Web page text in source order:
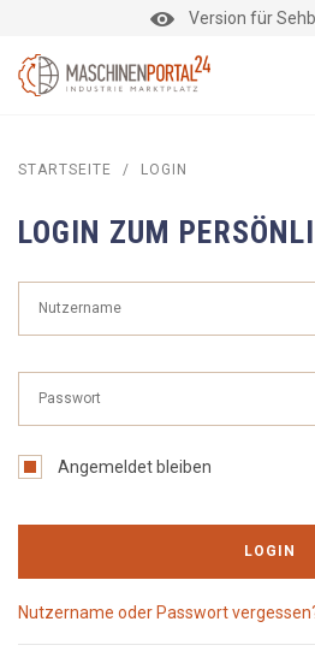
Version für
STARTSEITE / LOGIN
LOGIN ZUM
Angemeldet bleiben
LOGIN
Nutzername oder Passwort